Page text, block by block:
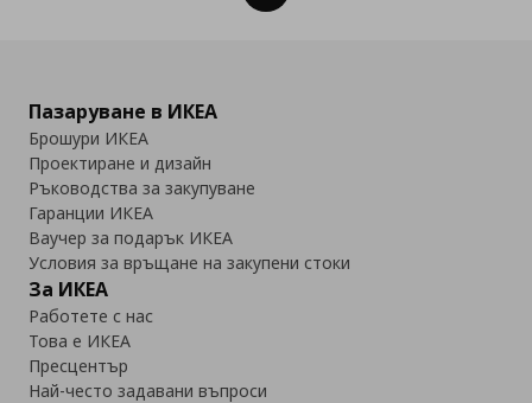
Пазаруване в ИКЕА
Брошури ИКЕА
Проектиране и дизайн
Ръководства за закупуване
Гаранции ИКЕА
Ваучер за подарък ИКЕА
Условия за връщане на закупени стоки
За ИКЕА
Работете с нас
Това е ИКЕА
Пресцентър
Най-често задавани въпроси